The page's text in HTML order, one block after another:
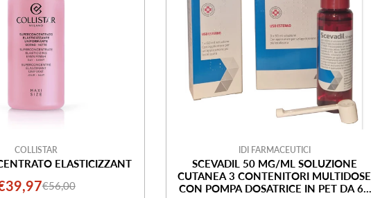
COLLISTAR
ELASTICIZZANT
Prezzo
Prezzo
€56,00
IDI FARMACEUTICI
SCEVADIL 50 MG/ML SOLUZIONE
CUTANEA 3 CONTENITORI MULTIDOSE
CON POMPA DOSATRICE IN PET DA 60